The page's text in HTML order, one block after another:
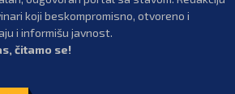
koji beskompromisno, otvoreno i
i informišu javnost.
čitamo se!